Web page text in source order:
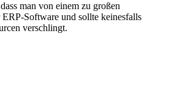
man von einem zu großen
Software und sollte keinesfalls
verschlingt.